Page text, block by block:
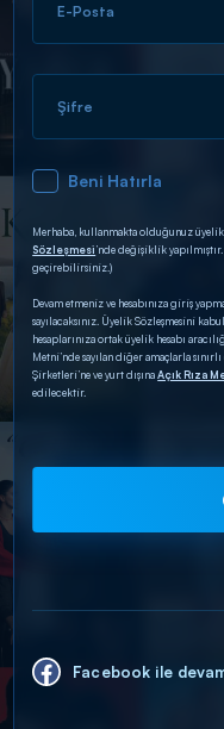
DİĞER SONUÇLAR
E-Posta
Şifre
Beni Hatırla
Merhaba, kullanmakta olduğunuz
Sözleşmesi’nde değişiklik
geçirebilirsiniz.)
Devam etmeniz ve hesabınıza giriş
sayılacaksınız. Üyelik Sözleşmesini
hesaplarınıza ortak üyelik hesabı
Metni’nde sayılan diğer amaçlarla
Şirketleri’ne ve yurt dışınaAçık Rıza
edilecektir.
Facebook ile